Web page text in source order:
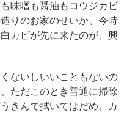
味噌も醤油もコウジカビ
りのお家のせいか、今時
カビが先に来たのが、興
ないしいいこともないの
ただこのとき普通に掃除
きんで拭いてはだめ。カ